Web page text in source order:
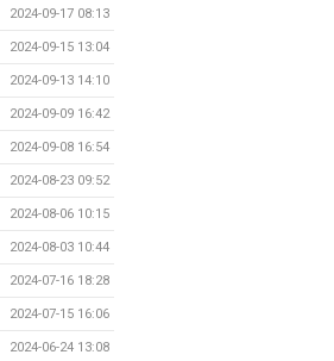
2024-09-17 08:13
2024-09-15 13:04
2024-09-13 14:10
2024-09-09 16:42
2024-09-08 16:54
2024-08-23 09:52
2024-08-06 10:15
2024-08-03 10:44
2024-07-16 18:28
2024-07-15 16:06
2024-06-24 13:08